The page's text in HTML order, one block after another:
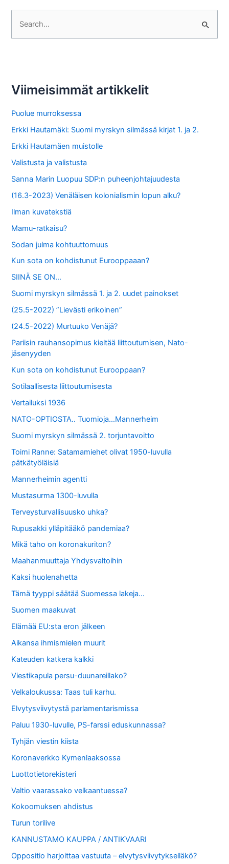
h
:
Viimeisimmät artikkelit
Puolue murroksessa
Erkki Hautamäki: Suomi myrskyn silmässä kirjat 1. ja 2.
Erkki Hautamäen muistolle
Valistusta ja valistusta
Sanna Marin Luopuu SDP:n puheenjohtajuudesta
(16.3-2023) Venäläisen kolonialismin lopun alku?
Ilman kuvatekstiä
Mamu-ratkaisu?
Sodan julma kohtuuttomuus
Kun sota on kohdistunut Eurooppaaan?
SIINÄ SE ON…
Suomi myrskyn silmässä 1. ja 2. uudet painokset
(25.5-2022) ”Lievästi erikoinen”
(24.5-2022) Murtuuko Venäjä?
Pariisin rauhansopimus kieltää liittoutumisen, Nato-
jäsenyyden
Kun sota on kohdistunut Eurooppaan?
Sotilaallisesta liittoutumisesta
Vertailuksi 1936
NATO-OPTIOSTA.. Tuomioja…Mannerheim
Suomi myrskyn silmässä 2. torjuntavoitto
Toimi Ranne: Satamamiehet olivat 1950-luvulla
pätkätyöläisiä
Mannerheimin agentti
Mustasurma 1300-luvulla
Terveysturvallisuusko uhka?
Rupusakki ylläpitääkö pandemiaa?
Mikä taho on koronakuriton?
Maahanmuuttaja Yhdysvaltoihin
Kaksi huolenahetta
Tämä tyyppi säätää Suomessa lakeja…
Suomen maakuvat
Elämää EU:sta eron jälkeen
Aikansa ihmismielen muurit
Kateuden katkera kalkki
Viestikapula persu-duunareillako?
Velkaloukussa: Taas tuli karhu.
Elvytysviivytystä parlamentarismissa
Paluu 1930-luvulle, PS-farssi eduskunnassa?
Tyhjän viestin kiista
Koronaverkko Kymenlaaksossa
Luottotietorekisteri
Valtio vaarassako velkaantuessa?
Kokoomuksen ahdistus
Turun torilive
KANNUSTAMO KAUPPA / ANTIKVAARI
Oppositio harjoittaa vastuuta – elvytysviivytykselläkö?